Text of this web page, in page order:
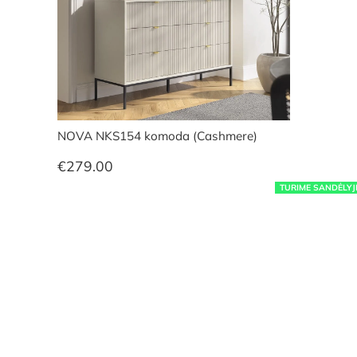
TURIME
NOVA NKS154 komoda (Cashmere)
€279.00